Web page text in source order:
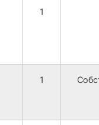
1
1